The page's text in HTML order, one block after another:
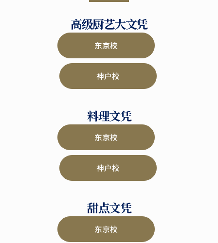
高级厨艺大文凭
东京校
神户校
料理文凭
东京校
神户校
甜点文凭
东京校